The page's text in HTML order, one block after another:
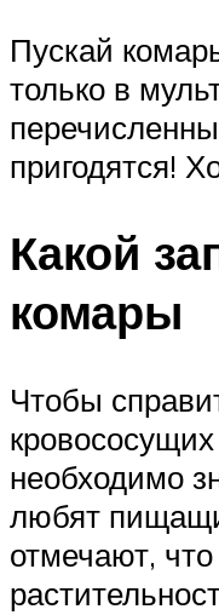
Пускай
только в
пригодятся!
Какой
комары
Чтобы
необходимо
любят
отмечают,